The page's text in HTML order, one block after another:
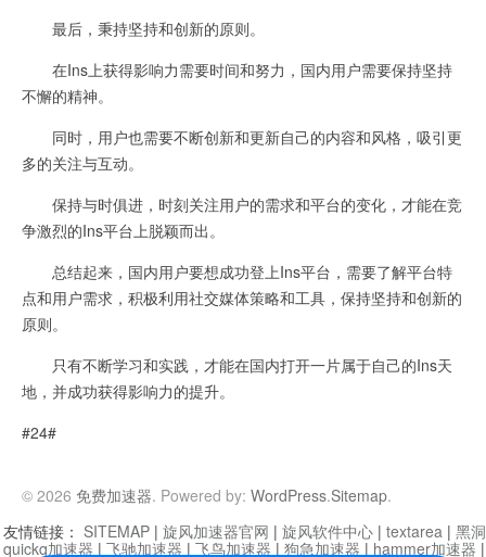
最后，秉持坚持和创新的原则。
在Ins上获得影响力需要时间和努力，国内用户需要保持坚持
不懈的精神。
同时，用户也需要不断创新和更新自己的内容和风格，吸引更
多的关注与互动。
保持与时俱进，时刻关注用户的需求和平台的变化，才能在竞
争激烈的Ins平台上脱颖而出。
总结起来，国内用户要想成功登上Ins平台，需要了解平台特
点和用户需求，积极利用社交媒体策略和工具，保持坚持和创新的
原则。
只有不断学习和实践，才能在国内打开一片属于自己的Ins天
地，并成功获得影响力的提升。
#24#
© 2026 免费加速器. Powered by: WordPress.Sitemap.
友情链接： SITEMAP | 旋风加速器官网 | 旋风软件中心 | textarea | 黑
quickq加速器 | 飞驰加速器 | 飞鸟加速器 | 狗急加速器 | hammer加速器